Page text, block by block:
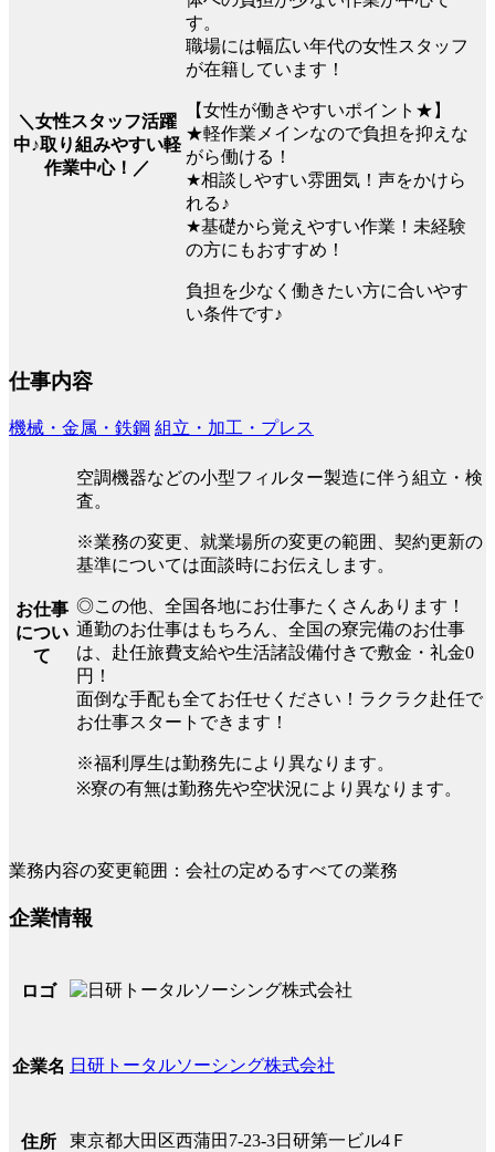
＼女性スタッフ活躍
中♪取り組みやすい軽
作業中心！／
す。
職場には幅広い年代の女性スタッフ
が在籍しています！
【女性が働きやすいポイント★】
★軽作業メインなので負担を抑えな
がら働ける！
★相談しやすい雰囲気！声をかけら
れる♪
★基礎から覚えやすい作業！未経験
の方にもおすすめ！
負担を少なく働きたい方に合いやす
い条件です♪
仕事内容
機械・金属・鉄鋼 組立・加工・プレス
お仕事
につい
て
空調機器などの小型フィルター製造に伴う組立・検
査。
※業務の変更、就業場所の変更の範囲、契約更新の
基準については面談時にお伝えします。
◎この他、全国各地にお仕事たくさんあります！
通勤のお仕事はもちろん、全国の寮完備のお仕事
は、赴任旅費支給や生活諸設備付きで敷金・礼金0
円！
面倒な手配も全てお任せください！ラクラク赴任で
お仕事スタートできます！
※福利厚生は勤務先により異なります。
※寮の有無は勤務先や空状況により異なります。
業務内容の変更範囲：会社の定めるすべての業務
企業情報
ロゴ
企業名 日研トータルソーシング株式会社
住所 東京都大田区西蒲田7-23-3日研第一ビル4Ｆ